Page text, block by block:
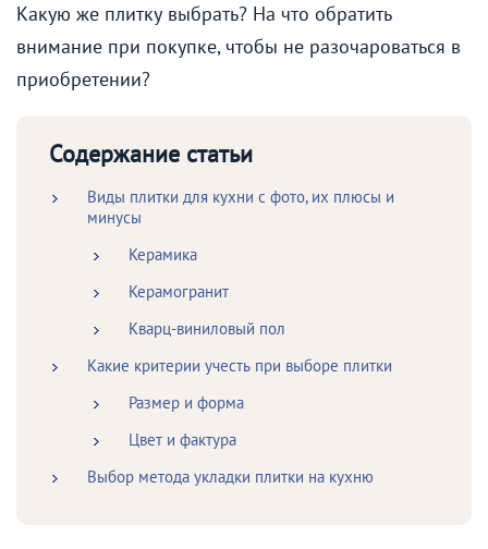
Какую же плитку выбрать? На что обратить
внимание при покупке, чтобы не разочароваться в
приобретении?
Содержание статьи
Виды плитки для кухни с фото, их плюсы и
минусы
Керамика
Керамогранит
Кварц-виниловый пол
Какие критерии учесть при выборе плитки
Размер и форма
Цвет и фактура
Выбор метода укладки плитки на кухню